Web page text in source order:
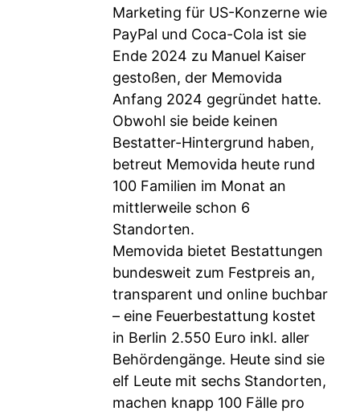
Marketing für US-Konzerne wie
PayPal und Coca-Cola ist sie
Ende 2024 zu Manuel Kaiser
gestoßen, der Memovida
Anfang 2024 gegründet hatte.
Obwohl sie beide keinen
Bestatter-Hintergrund haben,
betreut Memovida heute rund
100 Familien im Monat an
mittlerweile schon 6
Standorten.
Memovida bietet Bestattungen
bundesweit zum Festpreis an,
transparent und online buchbar
– eine Feuerbestattung kostet
in Berlin 2.550 Euro inkl. aller
Behördengänge. Heute sind sie
elf Leute mit sechs Standorten,
machen knapp 100 Fälle pro